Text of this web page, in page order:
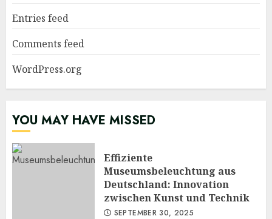
Entries feed
Comments feed
WordPress.org
YOU MAY HAVE MISSED
Effiziente
Museumsbeleuchtung aus
Deutschland: Innovation
zwischen Kunst und Technik
SEPTEMBER 30, 2025